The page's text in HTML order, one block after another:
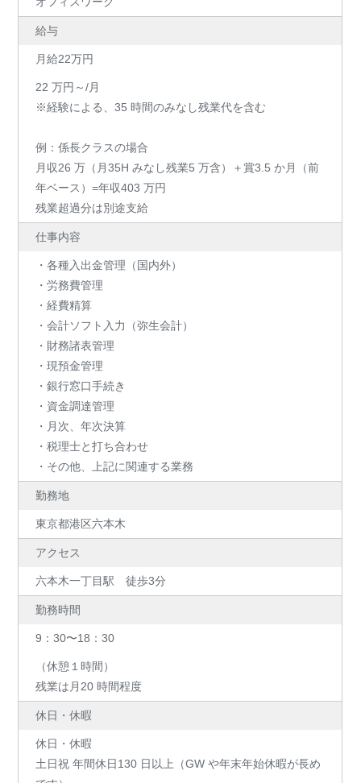
給与
月給22万円
22 万円～/月
※経験による、35 時間のみなし残業代を含む
例：係長クラスの場合
月収26 万（月35H みなし残業5 万含）＋賞3.5 か月（前
年ベース）=年収403 万円
残業超過分は別途支給
仕事内容
・各種入出金管理（国内外）
・労務費管理
・経費精算
・会計ソフト入力（弥生会計）
・財務諸表管理
・現預金管理
・銀行窓口手続き
・資金調達管理
・月次、年次決算
・税理士と打ち合わせ
・その他、上記に関連する業務
勤務地
東京都港区六本木
アクセス
六本木一丁目駅 徒歩3分
勤務時間
9：30〜18：30
（休憩１時間）
残業は月20 時間程度
休日・休暇
休日・休暇
土日祝 年間休日130 日以上（GW や年末年始休暇が長め